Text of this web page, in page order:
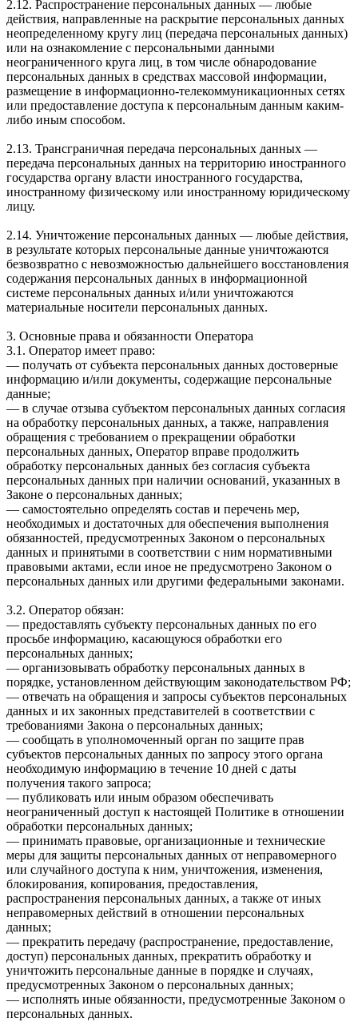
2.12. Распространение персональных данных — любые
действия, направленные на раскрытие персональных данных
неопределенному кругу лиц (передача персональных данных)
или на ознакомление с персональными данными
неограниченного круга лиц, в том числе обнародование
персональных данных в средствах массовой информации,
размещение в информационно-телекоммуникационных сетях
или предоставление доступа к персональным данным каким-
либо иным способом.
2.13. Трансграничная передача персональных данных —
передача персональных данных на территорию иностранного
государства органу власти иностранного государства,
иностранному физическому или иностранному юридическому
лицу.
2.14. Уничтожение персональных данных — любые действия,
в результате которых персональные данные уничтожаются
безвозвратно с невозможностью дальнейшего восстановления
содержания персональных данных в информационной
системе персональных данных и/или уничтожаются
материальные носители персональных данных.
3. Основные права и обязанности Оператора
3.1. Оператор имеет право:
— получать от субъекта персональных данных достоверные
информацию и/или документы, содержащие персональные
данные;
— в случае отзыва субъектом персональных данных согласия
на обработку персональных данных, а также, направления
обращения с требованием о прекращении обработки
персональных данных, Оператор вправе продолжить
обработку персональных данных без согласия субъекта
персональных данных при наличии оснований, указанных в
Законе о персональных данных;
— самостоятельно определять состав и перечень мер,
необходимых и достаточных для обеспечения выполнения
обязанностей, предусмотренных Законом о персональных
данных и принятыми в соответствии с ним нормативными
правовыми актами, если иное не предусмотрено Законом о
персональных данных или другими федеральными законами.
3.2. Оператор обязан:
— предоставлять субъекту персональных данных по его
просьбе информацию, касающуюся обработки его
персональных данных;
— организовывать обработку персональных данных в
порядке, установленном действующим законодательством РФ;
— отвечать на обращения и запросы субъектов персональных
данных и их законных представителей в соответствии с
требованиями Закона о персональных данных;
— сообщать в уполномоченный орган по защите прав
субъектов персональных данных по запросу этого органа
необходимую информацию в течение 10 дней с даты
получения такого запроса;
— публиковать или иным образом обеспечивать
неограниченный доступ к настоящей Политике в отношении
обработки персональных данных;
— принимать правовые, организационные и технические
меры для защиты персональных данных от неправомерного
или случайного доступа к ним, уничтожения, изменения,
блокирования, копирования, предоставления,
распространения персональных данных, а также от иных
неправомерных действий в отношении персональных
данных;
— прекратить передачу (распространение, предоставление,
доступ) персональных данных, прекратить обработку и
уничтожить персональные данные в порядке и случаях,
предусмотренных Законом о персональных данных;
— исполнять иные обязанности, предусмотренные Законом о
персональных данных.